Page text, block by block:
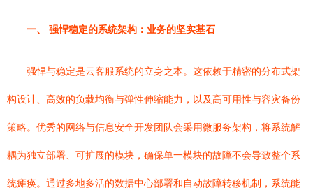
一、 强悍稳定的系统架构：业务的坚实基石
强悍与稳定是云客服系统的立身之本。这依赖于精密的分布式架
构设计、高效的负载均衡与弹性伸缩能力，以及高可用性与容灾备份
策略。优秀的网络与信息安全开发团队会采用微服务架构，将系统解
耦为独立部署、可扩展的模块，确保单一模块的故障不会导致整个系
统瘫痪。通过多地多活的数据中心部署和自动故障转移机制，系统能